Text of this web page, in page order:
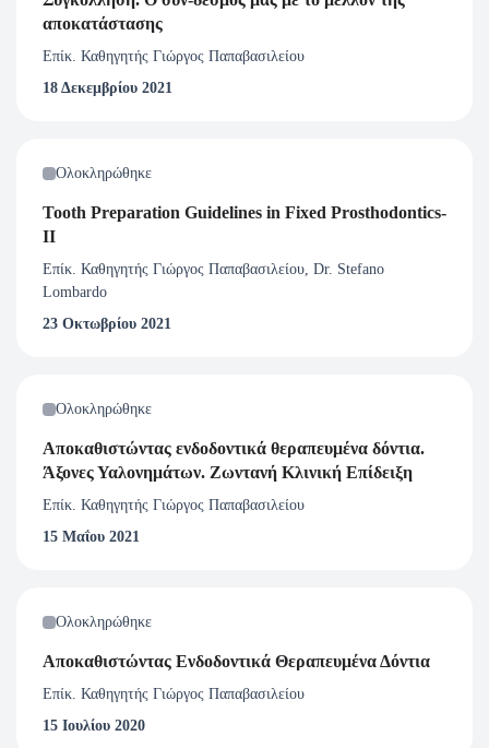
αποκατάστασης
Επίκ. Καθηγητής Γιώργος Παπαβασιλείου
18 Δεκεμβρίου 2021
Ολοκληρώθηκε
Tooth Preparation Guidelines in Fixed Prosthodontics-
II
Επίκ. Καθηγητής Γιώργος Παπαβασιλείου, Dr. Stefano
Lombardo
23 Οκτωβρίου 2021
Ολοκληρώθηκε
Αποκαθιστώντας ενδοδοντικά θεραπευμένα δόντια.
Άξονες Υαλονημάτων. Ζωντανή Κλινική Επίδειξη
Επίκ. Καθηγητής Γιώργος Παπαβασιλείου
15 Μαΐου 2021
Ολοκληρώθηκε
Αποκαθιστώντας Ενδοδοντικά Θεραπευμένα Δόντια
Επίκ. Καθηγητής Γιώργος Παπαβασιλείου
15 Ιουλίου 2020